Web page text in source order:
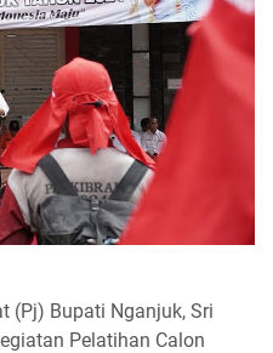
(Pj) Bupati Nganjuk, Sri
Pelatihan Calon